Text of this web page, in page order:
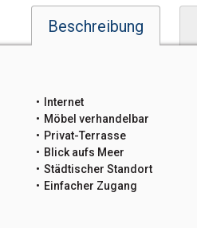
Beschreibung
Internet
Möbel verhandelbar
Privat-Terrasse
Blick aufs Meer
Städtischer Standort
Einfacher Zugang